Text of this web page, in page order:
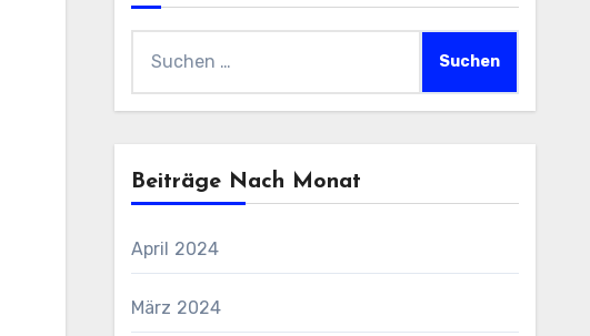
nach:
Beiträge Nach Monat
April 2024
März 2024